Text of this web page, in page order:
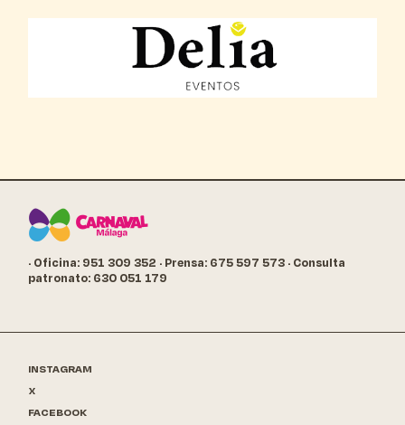
· Oficina: 951 309 352 · Prensa: 675 597 573 · Consulta
patronato: 630 051 179
INSTAGRAM
X
FACEBOOK